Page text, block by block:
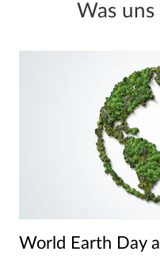
Was
World Earth Day